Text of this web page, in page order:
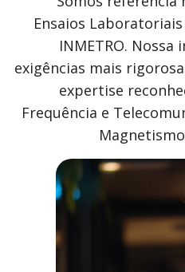
Ensaios
INMETRO.
exigências mais
expertise
Frequência e